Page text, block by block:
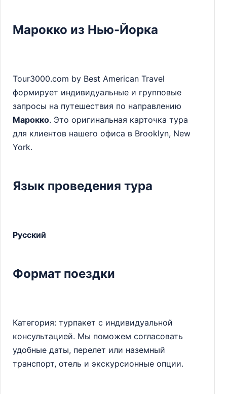
Марокко из Нью-Йорка
Tour3000.com by Best American Travel
формирует индивидуальные и групповые
запросы на путешествия по направлению
Марокко. Это оригинальная карточка тура
для клиентов нашего офиса в Brooklyn, New
York.
Язык проведения тура
Русский
Формат поездки
Категория: турпакет с индивидуальной
консультацией. Мы поможем согласовать
удобные даты, перелет или наземный
транспорт, отель и экскурсионные опции.